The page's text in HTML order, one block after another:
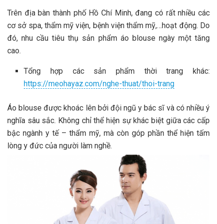
Trên địa bàn thành phố Hồ Chí Minh, đang có rất nhiều các
cơ sở spa, thẩm mỹ viện, bệnh viện thẩm mỹ,…hoạt động. Do
đó, nhu cầu tiêu thụ sản phẩm áo blouse ngày một tăng
cao.
Tổng hợp các sản phẩm thời trang khác:
https://meohayaz.com/nghe-thuat/thoi-trang
Áo blouse được khoác lên bởi đội ngũ y bác sĩ và có nhiều ý
nghĩa sâu sắc. Không chỉ thể hiện sự khác biệt giữa các cấp
bậc ngành y tế – thẩm mỹ, mà còn góp phần thể hiện tấm
lòng y đức của người làm nghề.